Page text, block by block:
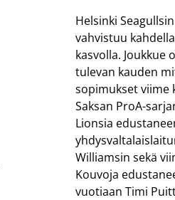
Helsinki
vahvistuu
kasvolla. Joukkue
tulevan kauden
sopimukset viime
Saksan ProA-
Lionsia
Williamsin sekä
Kouvoja
vuotiaan Timi